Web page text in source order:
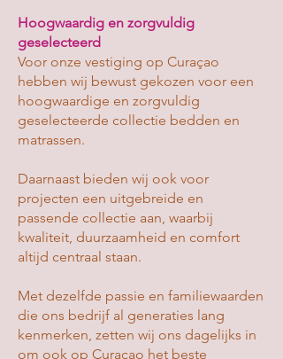
Hoogwaardig en zorgvuldig
geselecteerd
Voor onze vestiging op Curaçao
hebben wij bewust gekozen voor een
hoogwaardige en zorgvuldig
geselecteerde collectie bedden en
matrassen.
Daarnaast bieden wij ook voor
projecten een uitgebreide en
passende collectie aan, waarbij
kwaliteit, duurzaamheid en comfort
altijd centraal staan.
Met dezelfde passie en familiewaarden
die ons bedrijf al generaties lang
kenmerken, zetten wij ons dagelijks in
om ook op Curaçao het beste